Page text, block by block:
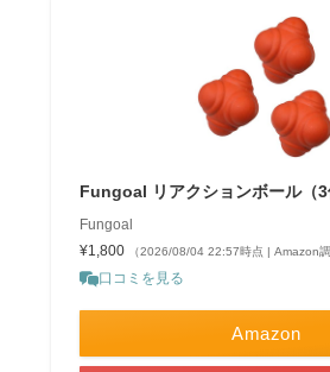
Fungoal リアクションボール（3
Fungoal
¥1,800
（2026/08/04 22:57時点 | Amazon調
口コミを見る
Amazon